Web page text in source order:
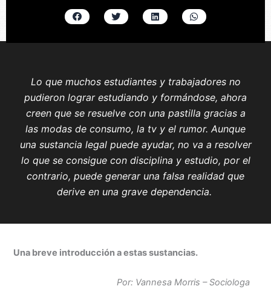
Lo que muchos estudiantes y trabajadores no
pudieron lograr estudiando y formándose, ahora
creen que se resuelve con una pastilla gracias a
las modas de consumo, la tv y el rumor. Aunque
una sustancia legal puede ayudar, no va a resolver
lo que se consigue con disciplina y estudio, por el
contrario, puede generar una falsa realidad que
derive en una grave dependencia.
Una breve introducción a estas sustancias.
Por: Vannesa Morris – Sociologa